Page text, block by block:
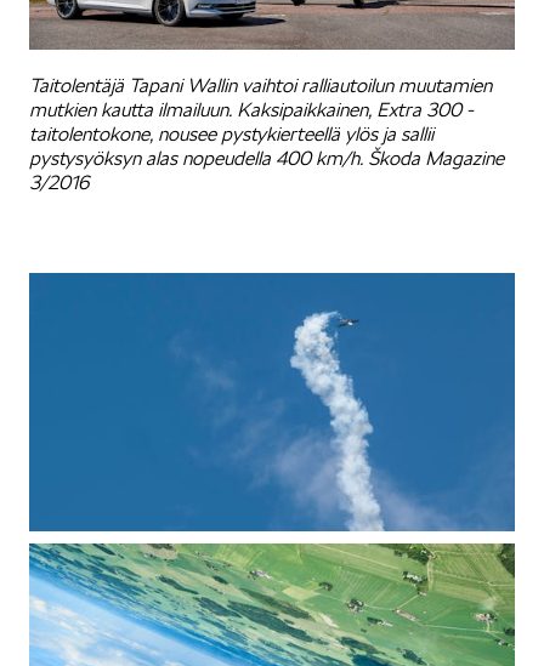
EPIQ
Taitolentäjä Tapani Wallin vaihtoi ralliautoilun muutamien
mutkien kautta ilmailuun. Kaksipaikkainen, Extra 300 -
taitolentokone, nousee pystykierteellä ylös ja sallii
pystysyöksyn alas nopeudella 400 km/h. Škoda Magazine
3/2016